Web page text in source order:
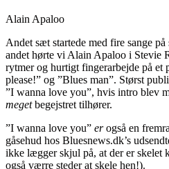
Alain Apaloo
Andet sæt startede med fire sange på
andet hørte vi Alain Apaloo i Stevie
rytmer og hurtigt fingerarbejde på et
please!” og ”Blues man”. Størst
”I wanna love you”, hvis intro blev
megetbegejstret tilhører.
”I wanna love you” erogså en
gåsehud hos Bluesnews.dk’s
ikke lægger skjul på, at der er skelet
også værre steder at skele hen!).